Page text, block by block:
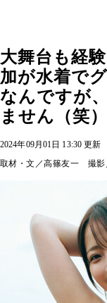
大舞台も経
加が水着で
なんですが
ません（笑）
2024年09月01日 13:30 更新
取材・文／高篠友一 撮影